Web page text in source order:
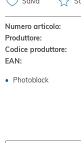
Numero articolo:
Produttore:
Codice produttore:
EAN:
Photoblack